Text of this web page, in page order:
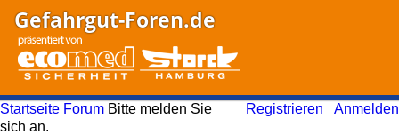
Gefahrgut-Foren.de
Registrieren Anmelden
Startseite Forum Bitte melden Sie
sich an.